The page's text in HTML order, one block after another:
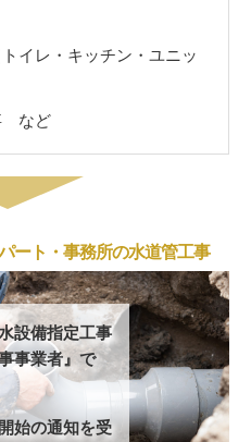
イレ・キッチン・ユニッ
など
ート・事務所の水道管工事
設備指定工事
事業者』で
始の通知を受